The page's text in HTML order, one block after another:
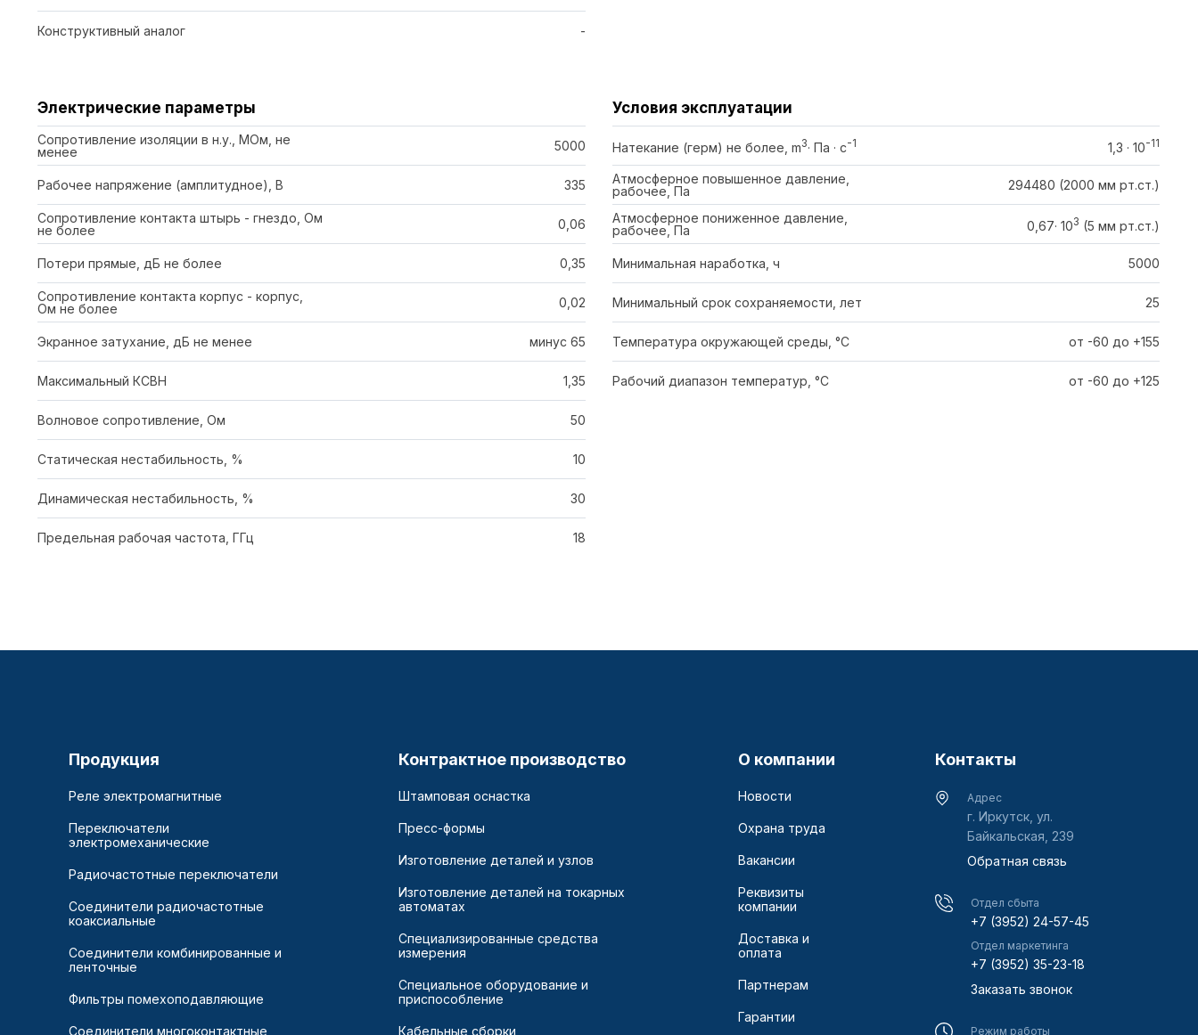
Конструктивный аналог -
Электрические параметры
Сопротивление изоляции в н.у., МОм, не
менее
5000
Рабочее напряжение (амплитудное), В 335
Сопротивление контакта штырь - гнездо, Ом
не более
0,06
Потери прямые, дБ не более 0,35
Сопротивление контакта корпус - корпус,
Ом не более
0,02
Экранное затухание, дБ не менее минус 65
Максимальный КСВН 1,35
Волновое сопротивление, Ом 50
Статическая нестабильность, % 10
Динамическая нестабильность, % 30
Предельная рабочая частота, ГГц 18
Условия эксплуатации
Натекание (герм) не более, m3· Па · c-1 1,3 · 10-11
Атмосферное повышенное давление,
рабочее, Па
294480 (2000 мм рт.ст.)
Атмосферное пониженное давление,
рабочее, Па
0,67· 103 (5 мм рт.ст.)
Минимальная наработка, ч 5000
Минимальный срок сохраняемости, лет 25
Температура окружающей среды, °C от -60 до +155
Рабочий диапазон температур, °C от -60 до +125
Продукция
Реле электромагнитные
Переключатели
электромеханические
Радиочастотные переключатели
Соединители радиочастотные
коаксиальные
Соединители комбинированные и
ленточные
Фильтры помехоподавляющие
Соединители многоконтактные
Контрактное производство
Штамповая оснастка
Пресс-формы
Изготовление деталей и узлов
Изготовление деталей на токарных
автоматах
Специализированные средства
измерения
Специальное оборудование и
приспособление
Кабельные сборки
О компании
Новости
Охрана труда
Вакансии
Реквизиты
компании
Доставка и
оплата
Партнерам
Гарантии
Контакты
Адрес
г. Иркутск, ул.
Байкальская, 239
Обратная связь
Отдел сбыта
+7 (3952) 24-57-45
Отдел маркетинга
+7 (3952) 35-23-18
Заказать звонок
Режим работы